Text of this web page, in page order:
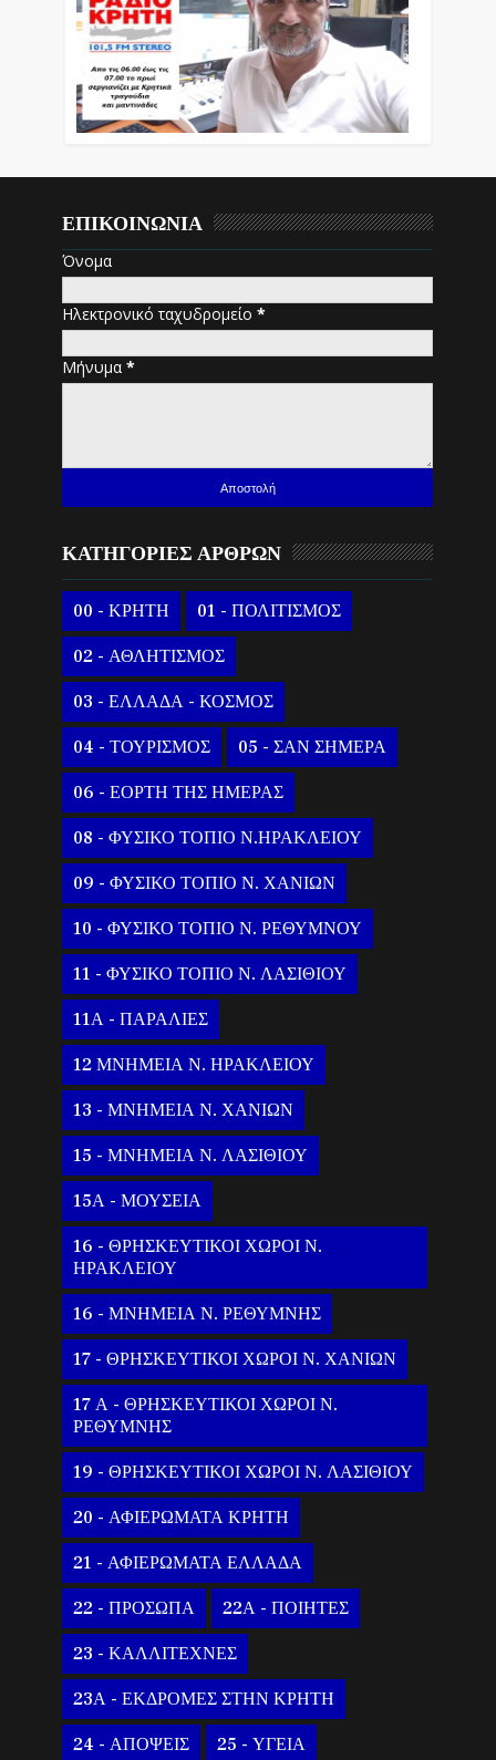
ΕΠΙΚΟΙΝΩΝΙΑ
Όνομα
Ηλεκτρονικό ταχυδρομείο*
Μήνυμα*
ΚΑΤΗΓΟΡΙΕΣ ΑΡΘΡΩΝ
00 - ΚΡΗΤΗ 01 - ΠΟΛΙΤΙΣΜΟΣ
02 - ΑΘΛΗΤΙΣΜΟΣ
03 - ΕΛΛΑΔΑ - ΚΟΣΜΟΣ
04 - ΤΟΥΡΙΣΜΟΣ 05 - ΣΑΝ ΣΗΜΕΡΑ
06 - ΕΟΡΤΗ ΤΗΣ ΗΜΕΡΑΣ
08 - ΦΥΣΙΚΟ ΤΟΠΙΟ Ν.ΗΡΑΚΛΕΙΟΥ
09 - ΦΥΣΙΚΟ ΤΟΠΙΟ Ν. ΧΑΝΙΩΝ
10 - ΦΥΣΙΚΟ ΤΟΠΙΟ Ν. ΡΕΘΥΜΝΟΥ
11 - ΦΥΣΙΚΟ ΤΟΠΙΟ Ν. ΛΑΣΙΘΙΟΥ
11Α - ΠΑΡΑΛΙΕΣ
12 ΜΝΗΜΕΙΑ Ν. ΗΡΑΚΛΕΙΟΥ
13 - ΜΝΗΜΕΙΑ Ν. ΧΑΝΙΩΝ
15 - ΜΝΗΜΕΙΑ Ν. ΛΑΣΙΘΙΟΥ
15Α - ΜΟΥΣΕΙΑ
16 - ΘΡΗΣΚΕΥΤΙΚΟΙ ΧΩΡΟΙ Ν.
ΗΡΑΚΛΕΙΟΥ
16 - ΜΝΗΜΕΙΑ Ν. ΡΕΘΥΜΝΗΣ
17 - ΘΡΗΣΚΕΥΤΙΚΟΙ ΧΩΡΟΙ Ν. ΧΑΝΙΩΝ
17 Α - ΘΡΗΣΚΕΥΤΙΚΟΙ ΧΩΡΟΙ Ν.
ΡΕΘΥΜΝΗΣ
19 - ΘΡΗΣΚΕΥΤΙΚΟΙ ΧΩΡΟΙ Ν. ΛΑΣΙΘΙΟΥ
20 - ΑΦΙΕΡΩΜΑΤΑ ΚΡΗΤΗ
21 - ΑΦΙΕΡΩΜΑΤΑ ΕΛΛΑΔΑ
22 - ΠΡΟΣΩΠΑ 22Α - ΠΟΙΗΤΕΣ
23 - ΚΑΛΛΙΤΕΧΝΕΣ
23Α - ΕΚΔΡΟΜΕΣ ΣΤΗΝ ΚΡΗΤΗ
24 - ΑΠΟΨΕΙΣ 25 - ΥΓΕΙΑ